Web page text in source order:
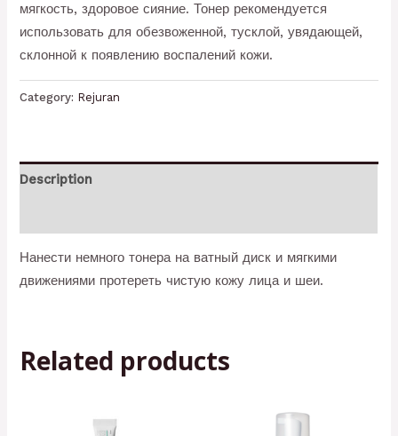
мягкость, здоровое сияние. Тонер рекомендуется
использовать для обезвоженной, тусклой, увядающей,
склонной к появлению воспалений кожи.
Category: Rejuran
Description
Нанести немного тонера на ватный диск и мягкими
движениями протереть чистую кожу лица и шеи.
Related products